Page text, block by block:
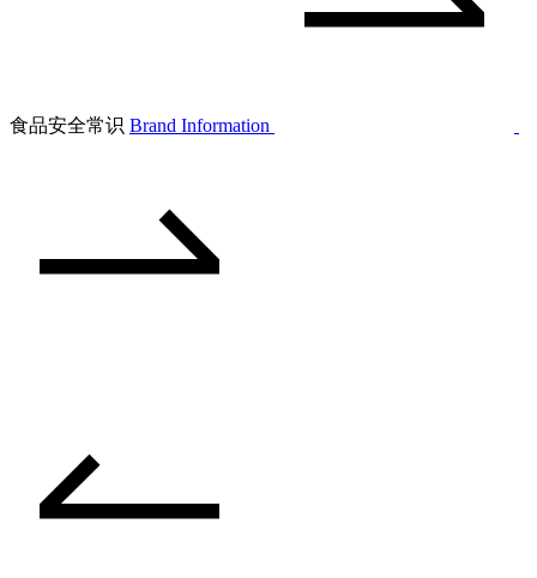
食品安全常识 Brand Information